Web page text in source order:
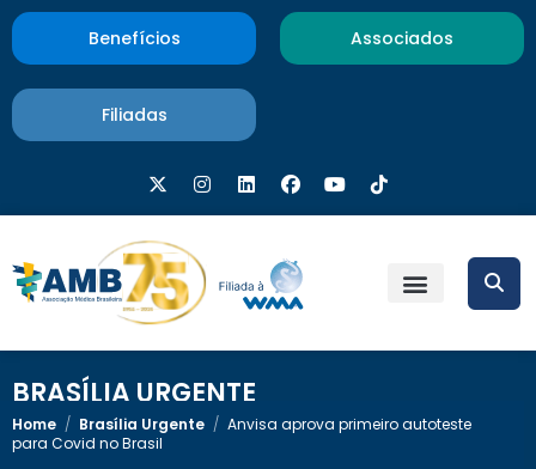
Benefícios Associados
Filiadas
BRASÍLIA URGENTE
Home / Brasília Urgente / Anvisa aprova primeiro autoteste
para Covid no Brasil